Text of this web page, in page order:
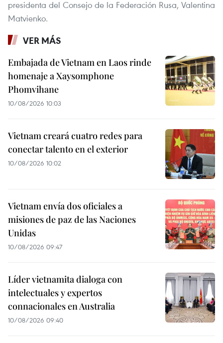
presidenta del Consejo de la Federación Rusa, Valentina
Matvienko.
VER MÁS
Embajada de Vietnam en Laos rinde
homenaje a Xaysomphone
Phomvihane
10/08/2026 10:03
Vietnam creará cuatro redes para
conectar talento en el exterior
10/08/2026 10:02
Vietnam envía dos oficiales a
misiones de paz de las Naciones
Unidas
10/08/2026 09:47
Líder vietnamita dialoga con
intelectuales y expertos
connacionales en Australia
10/08/2026 09:40